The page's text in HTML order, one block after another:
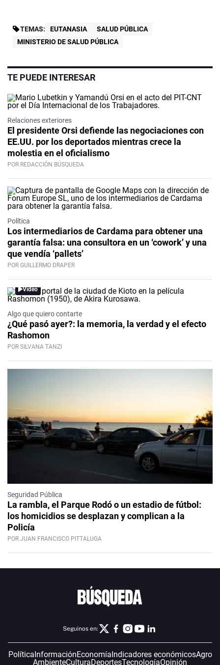
TEMAS: EUTANASIA
SALUD PÚBLICA
MINISTERIO DE SALUD PÚBLICA
TE PUEDE INTERESAR
Relaciones exteriores
El presidente Orsi defiende las negociaciones con
EE.UU. por los deportados mientras crece la
molestia en el oficialismo
POR REDACCIÓN BÚSQUEDA
Política
Los intermediarios de Cardama para obtener una
garantía falsa: una consultora en un ‘cowork’ y una
que vendía ‘pallets’
POR GUILLERMO DRAPER
Video
Algo que quiero contarte
¿Qué pasó ayer?: la memoria, la verdad y el efecto
Rashomon
POR SILVANA TANZI
Seguridad Pública
La rambla, el Parque Rodó o un estadio de fútbol:
los homicidios se desplazan y complican a la
Policía
POR JUAN FRANCISCO PITTALUGA
Seguinos en:
PolíticaInformaciónEconomíaIndicadores económicosAgro
AmbienteCulturaDeportesTecnologíaOpinión